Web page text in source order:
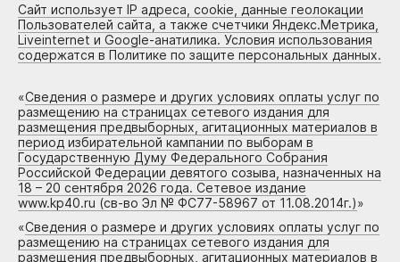
Сайт использует IP адреса, cookie, данные геолокации
Пользователей сайта, а также счетчики Яндекс.Метрика,
Liveinternet и Google-анатилика. Условия использования
содержатся в Политике по защите персональных данных.
«Сведения о размере и других условиях оплаты услуг по
размещению на страницах сетевого издания для
размещения предвыборных, агитационных материалов в
период избирательной кампании по выборам в
Государственную Думу Федерального Собрания
Российской Федерации девятого созыва, назначенных на
18 – 20 сентября 2026 года. Сетевое издание
www.kp40.ru (св-во Эл № ФС77-58967 от 11.08.2014г.)»
«Сведения о размере и других условиях оплаты услуг по
размещению на страницах сетевого издания для
размещения предвыборных, агитационных материалов в